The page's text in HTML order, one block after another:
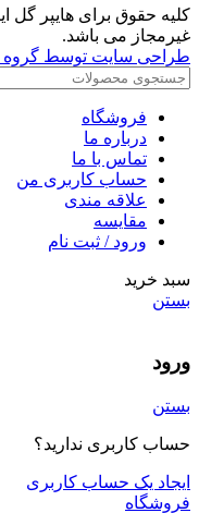
کلیه حقوق برای هایپر گل
غیرمجاز می باشد.
طراحی سایت توسط گروه
فروشگاه
درباره ما
تماس با ما
حساب کاربری من
علاقه مندی
مقايسه
ورود / ثبت نام
سبد خرید
بستن
ورود
بستن
حساب کاربری ندارید؟
ایجاد یک حساب کاربری
فروشگاه